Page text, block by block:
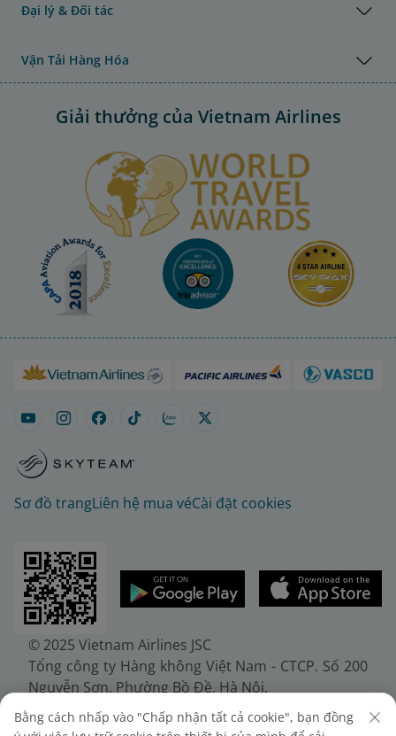
Đại lý & Đối tác
Vận Tải Hàng Hóa
Giải thưởng của Vietnam Airlines
Sơ đồ trangLiên hệ mua véCài đặt cookies
© 2025 Vietnam Airlines JSC
Tổng công ty Hàng không Việt Nam - CTCP. Số 200
Nguyễn Sơn, Phường Bồ Đề, Hà Nội.
Điện thoại: (+84-24) 38272289. Fax: (+84-24)
38722375
Bằng cách nhấp vào "Chấp nhận tất cả cookie", bạn đồng